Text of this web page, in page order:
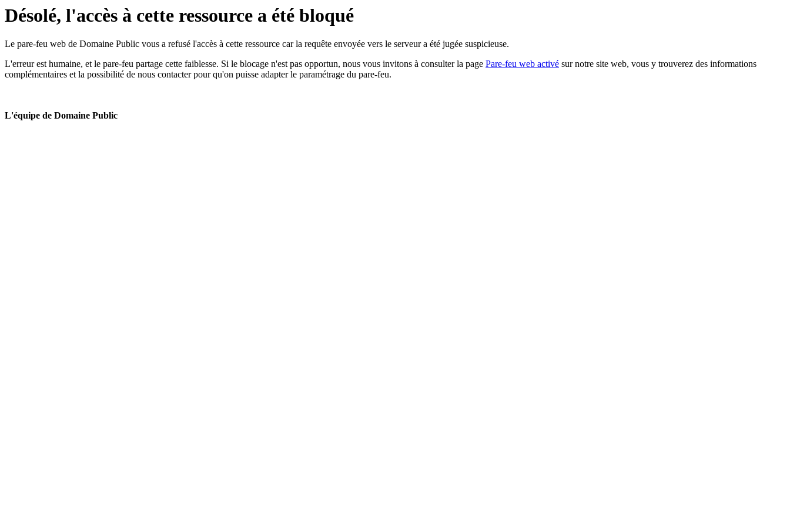
Désolé, l'accès à cette ressource a été bloqué
Le pare-feu web de Domaine Public vous a refusé l'accès à cette ressource car la requête envoyée vers le serveur a été jugée suspicieuse.
L'erreur est humaine, et le pare-feu partage cette faiblesse. Si le blocage n'est pas opportun, nous vous invitons à consulter la page Pare-feu web activé sur notre site web, vous y trouverez des informations
complémentaires et la possibilité de nous contacter pour qu'on puisse adapter le paramétrage du pare-feu.
L'équipe de Domaine Public